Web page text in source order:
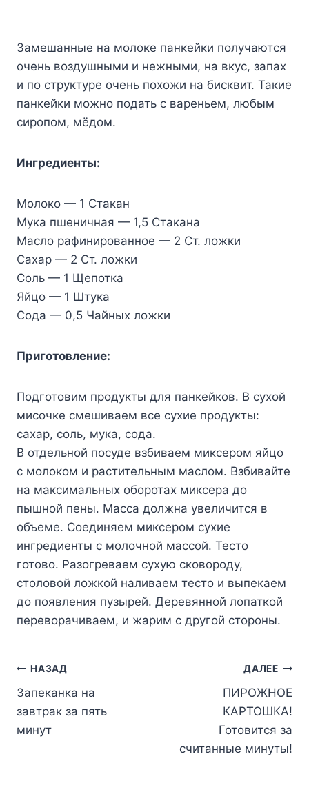
Замешанные на молоке панкейки получаются
очень воздушными и нежными, на вкус, запах
и по структуре очень похожи на бисквит. Такие
панкейки можно подать с вареньем, любым
сиропом, мёдом.
Ингредиенты:
Молоко — 1 Стакан
Мука пшеничная — 1,5 Стакана
Масло рафинированное — 2 Ст. ложки
Сахар — 2 Ст. ложки
Соль — 1 Щепотка
Яйцо — 1 Штука
Сода — 0,5 Чайных ложки
Приготовление:
Подготовим продукты для панкейков. В сухой
мисочке смешиваем все сухие продукты:
сахар, соль, мука, сода.
В отдельной посуде взбиваем миксером яйцо
с молоком и растительным маслом. Взбивайте
на максимальных оборотах миксера до
пышной пены. Масса должна увеличится в
объеме. Соединяем миксером сухие
ингредиенты с молочной массой. Тесто
готово. Разогреваем сухую сковороду,
столовой ложкой наливаем тесто и выпекаем
до появления пузырей. Деревянной лопаткой
переворачиваем, и жарим с другой стороны.
Навигация
по
записям
НАЗАД
Запеканка на
завтрак за пять
минут
ДАЛЕЕ
ПИРОЖНОЕ
КАРТОШКА!
Готовится за
считанные минуты!